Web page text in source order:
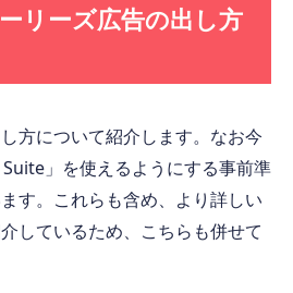
リーズ広告の出し方
方について紹介します。なお今
」を使えるようにする事前準
す。これらも含め、より詳しい
しているため、こちらも併せて